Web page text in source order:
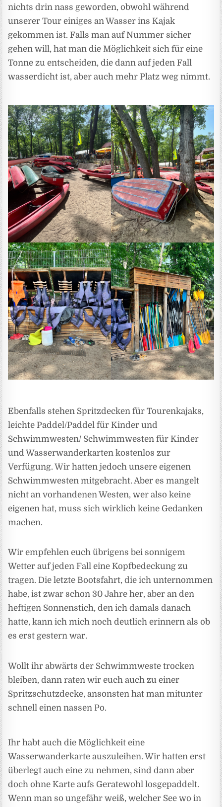
nichts drin nass geworden, obwohl während
unserer Tour einiges an Wasser ins Kajak
gekommen ist. Falls man auf Nummer sicher
gehen will, hat man die Möglichkeit sich für eine
Tonne zu entscheiden, die dann auf jeden Fall
wasserdicht ist, aber auch mehr Platz weg nimmt.
Ebenfalls stehen Spritzdecken für Tourenkajaks,
leichte Paddel/Paddel für Kinder und
Schwimmwesten/ Schwimmwesten für Kinder
und Wasserwanderkarten kostenlos zur
Verfügung. Wir hatten jedoch unsere eigenen
Schwimmwesten mitgebracht. Aber es mangelt
nicht an vorhandenen Westen, wer also keine
eigenen hat, muss sich wirklich keine Gedanken
machen.
Wir empfehlen euch übrigens bei sonnigem
Wetter auf jeden Fall eine Kopfbedeckung zu
tragen. Die letzte Bootsfahrt, die ich unternommen
habe, ist zwar schon 30 Jahre her, aber an den
heftigen Sonnenstich, den ich damals danach
hatte, kann ich mich noch deutlich erinnern als ob
es erst gestern war.
Wollt ihr abwärts der Schwimmweste trocken
bleiben, dann raten wir euch auch zu einer
Spritzschutzdecke, ansonsten hat man mitunter
schnell einen nassen Po.
Ihr habt auch die Möglichkeit eine
Wasserwanderkarte auszuleihen. Wir hatten erst
überlegt auch eine zu nehmen, sind dann aber
doch ohne Karte aufs Geratewohl losgepaddelt.
Wenn man so ungefähr weiß, welcher See wo in